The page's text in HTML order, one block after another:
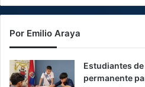
Por Emilio Araya
Estudiantes
permanente